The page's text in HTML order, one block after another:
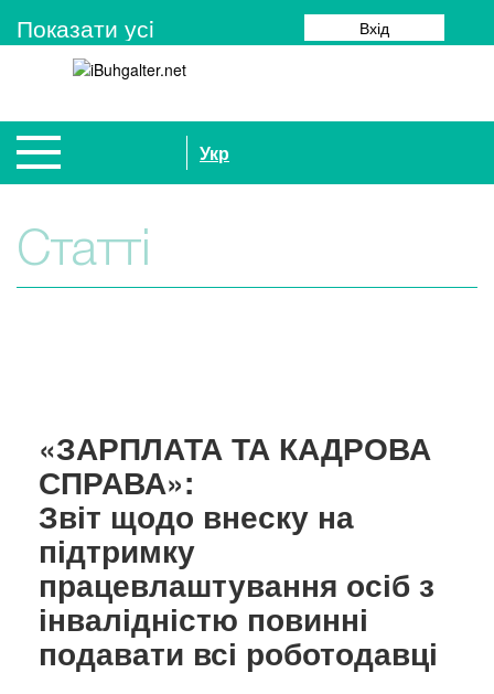
Показати усi Вхід
Укр
Статті
«ЗАРПЛАТА ТА КАДРОВА
СПРАВА»:
Звіт щодо внеску на
підтримку
працевлаштування осіб з
інвалідністю повинні
подавати всі роботодавці